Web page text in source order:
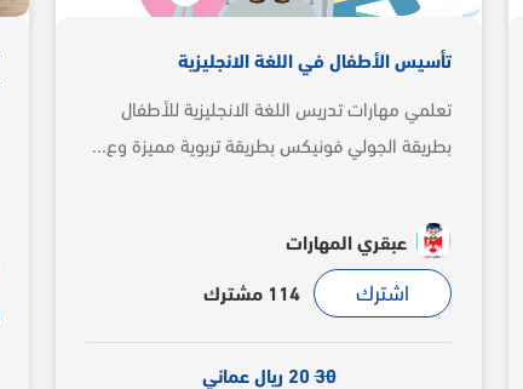
تأسيس الأطفال في اللغة الانجليزية
تعلمي مهارات تدريس اللغة الانجليزية للأطفال
بطريقة الجولي فونيكس بطريقة تربوية مميزة وع...
عبقري المهارات
اشترك 114 مشترك
3020 ريال عماني